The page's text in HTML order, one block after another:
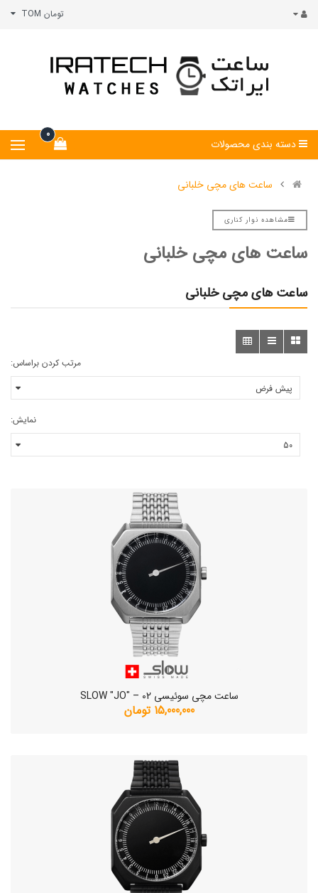
تومان TOM
0
دسته بندی محصولات
ساعت های مچی خلبانی
مشاهده نوار کناری
ساعت های مچی خلبانی
ساعت های مچی خلبانی
مرتب کردن براساس:
نمایش:
ساعت مچی سوئیسی SLOW "JO" – 02
15,000,000 تومان